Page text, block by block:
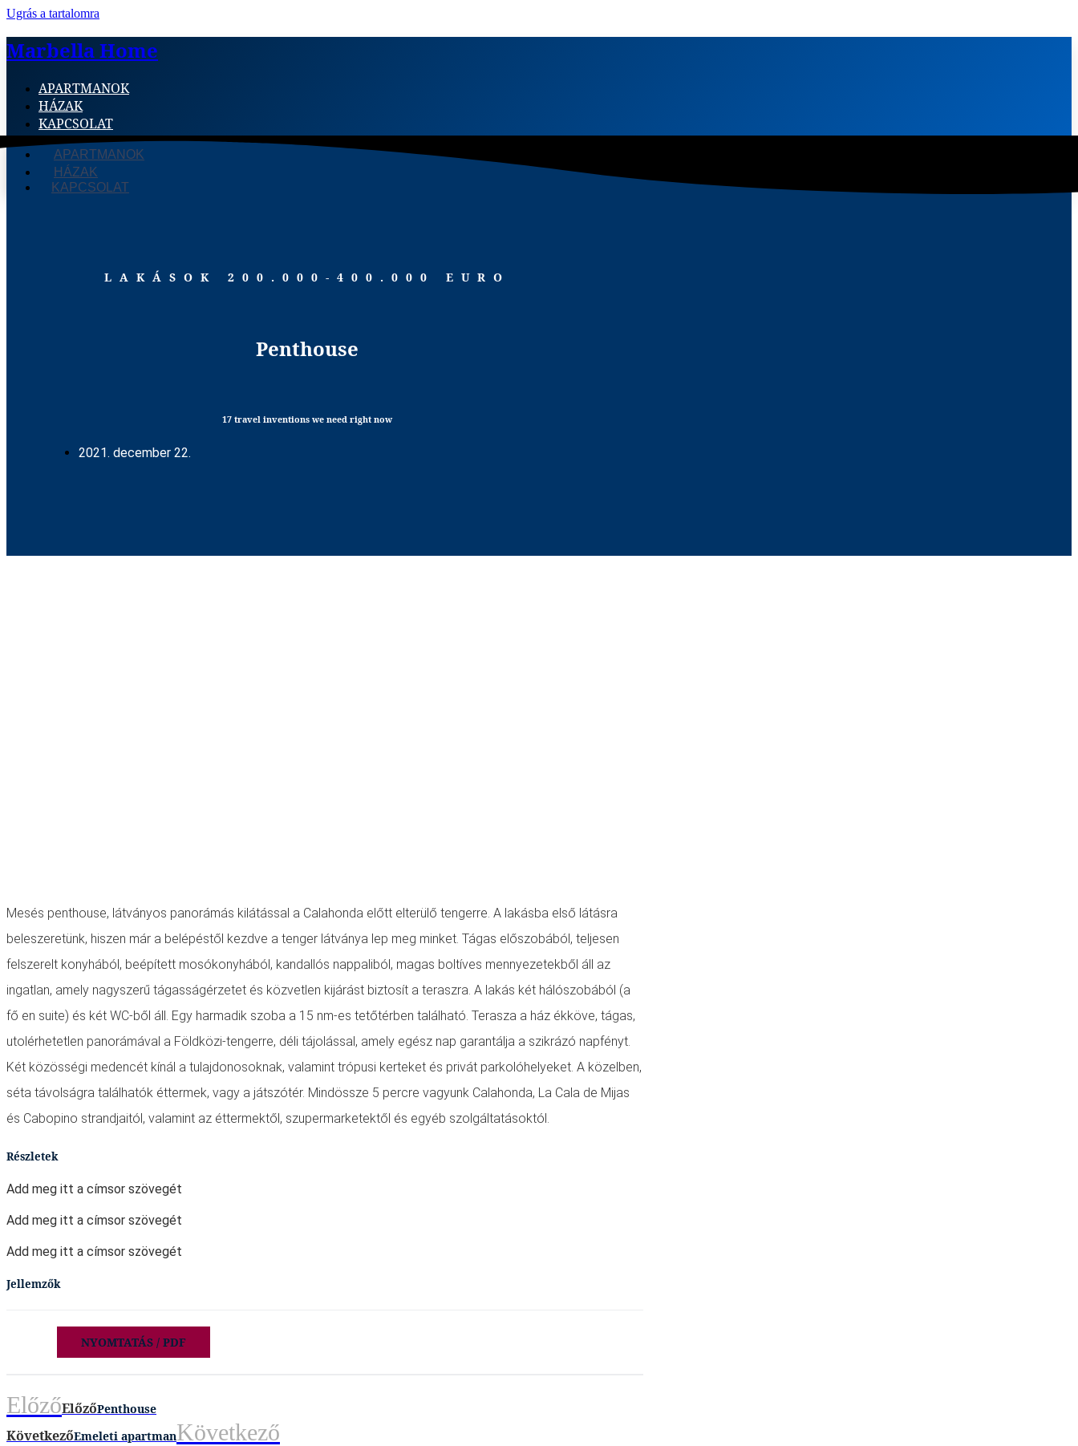
Ugrás a tartalomra
Marbella Home
APARTMANOK
HÁZAK
KAPCSOLAT
APARTMANOK
HÁZAK
KAPCSOLAT
LAKÁSOK 200.000-400.000 EURO
Penthouse
17 travel inventions we need right now
2021. december 22.
Mesés penthouse, látványos panorámás kilátással a Calahonda előtt elterülő tengerre. A lakásba első látásra
beleszeretünk, hiszen már a belépéstől kezdve a tenger látványa lep meg minket. Tágas előszobából, teljesen
felszerelt konyhából, beépített mosókonyhából, kandallós nappaliból, magas boltíves mennyezetekből áll az
ingatlan, amely nagyszerű tágasságérzetet és közvetlen kijárást biztosít a teraszra. A lakás két hálószobából (a
fő en suite) és két WC-ből áll. Egy harmadik szoba a 15 nm-es tetőtérben található. Terasza a ház ékköve, tágas,
utolérhetetlen panorámával a Földközi-tengerre, déli tájolással, amely egész nap garantálja a szikrázó napfényt.
Két közösségi medencét kínál a tulajdonosoknak, valamint trópusi kerteket és privát parkolóhelyeket. A közelben,
séta távolságra találhatók éttermek, vagy a játszótér. Mindössze 5 percre vagyunk Calahonda, La Cala de Mijas
és Cabopino strandjaitól, valamint az éttermektől, szupermarketektől és egyéb szolgáltatásoktól.
Részletek
Add meg itt a címsor szövegét
Add meg itt a címsor szövegét
Add meg itt a címsor szövegét
Jellemzők
NYOMTATÁS / PDF
ElőzőElőzőPenthouse
KövetkezőEmeleti apartmanKövetkező